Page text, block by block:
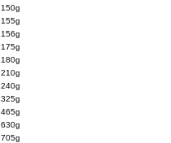
150g
155g
156g
175g
180g
210g
240g
325g
465g
630g
705g